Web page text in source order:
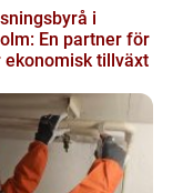
i
En partner för
ekonomisk tillväxt